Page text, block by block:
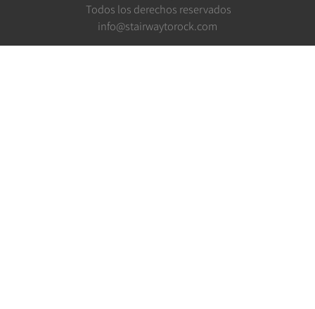
Todos los derechos reservados
info@stairwaytorock.com